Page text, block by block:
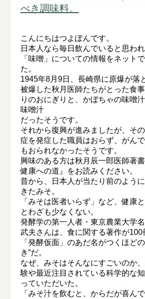
べき調味料。
こんにちはつよぽんです。
日本人なら毎日飲んでいると思わ
「味噌」についての情報をネット
た。
1945年8月9日、長崎県に原爆が落
被爆した秋月医師たちがとった食
りのおにぎりと、かぼちゃの味噌
味噌汁
だったそうです。
それから復興が進みましたが、そ
症を発症した職員はおらず、がん
もおられなかったそうです。
興味のある方は秋月辰一郎医師著
健康への道』をお読みください。
昔から、日本人が当たり前のよう
きたみそ。
「みそは医者いらず」など、健康
とわざも少なくない。
発酵学の第一人者・東京農業大学
武夫さんは、食に関する著作が100
「発酵仮面」のあだ名がつくほど
き”だ。
なぜ、みそはそんなにすごいのか
験や最近注目されている科学的な
っていただいた。
「みそ汁を飲むと、からだが喜ん